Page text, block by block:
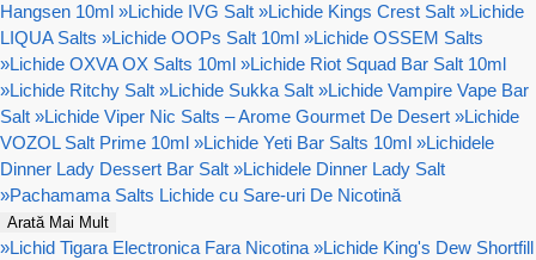
Hangsen 10ml »Lichide IVG Salt »Lichide Kings Crest Salt »Lichide
LIQUA Salts »Lichide OOPs Salt 10ml »Lichide OSSEM Salts
»Lichide OXVA OX Salts 10ml »Lichide Riot Squad Bar Salt 10ml
»Lichide Ritchy Salt »Lichide Sukka Salt »Lichide Vampire Vape Bar
Salt »Lichide Viper Nic Salts – Arome Gourmet De Desert »Lichide
VOZOL Salt Prime 10ml »Lichide Yeti Bar Salts 10ml »Lichidele
Dinner Lady Dessert Bar Salt »Lichidele Dinner Lady Salt
»Pachamama Salts Lichide cu Sare-uri De Nicotină
Arată Mai Mult
»Lichid Tigara Electronica Fara Nicotina »Lichide King's Dew Shortfill